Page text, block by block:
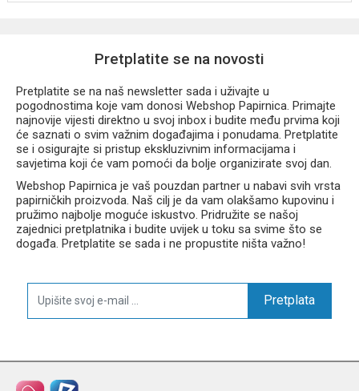
Pretplatite se na novosti
Pretplatite se na naš newsletter sada i uživajte u
pogodnostima koje vam donosi Webshop Papirnica. Primajte
najnovije vijesti direktno u svoj inbox i budite među prvima koji
će saznati o svim važnim događajima i ponudama. Pretplatite
se i osigurajte si pristup ekskluzivnim informacijama i
savjetima koji će vam pomoći da bolje organizirate svoj dan.
Webshop Papirnica je vaš pouzdan partner u nabavi svih vrsta
papirničkih proizvoda. Naš cilj je da vam olakšamo kupovinu i
pružimo najbolje moguće iskustvo. Pridružite se našoj
zajednici pretplatnika i budite uvijek u toku sa svime što se
događa. Pretplatite se sada i ne propustite ništa važno!
Pretplata